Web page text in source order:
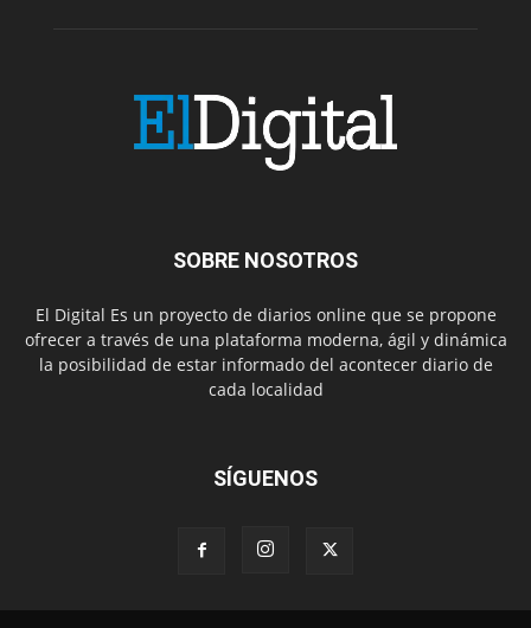
SOBRE NOSOTROS
El Digital Es un proyecto de diarios online que se propone
ofrecer a través de una plataforma moderna, ágil y dinámica
la posibilidad de estar informado del acontecer diario de
cada localidad
SÍGUENOS